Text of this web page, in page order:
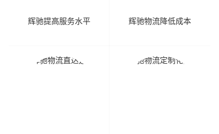
辉驰提高服务水平 辉驰物流降低成本